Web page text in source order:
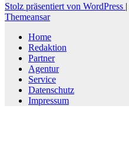
Stolz präsentiert von WordPress |
Themeansar
Home
Redaktion
Partner
Agentur
Service
Datenschutz
Impressum